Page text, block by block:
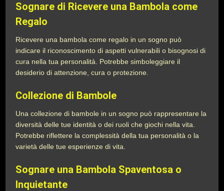
Sognare di Ricevere una Bambola come
Regalo
Ricevere una bambola come regalo in un sogno può
indicare il riconoscimento di aspetti vulnerabili o bisognosi di
cura nella tua personalità. Potrebbe simboleggiare il
desiderio di attenzione, cura o protezione.
Collezione di Bambole
Una collezione di bambole in un sogno può rappresentare la
diversità delle tue identità o dei ruoli che giochi nella vita.
Potrebbe riflettere la complessità della tua personalità o la
varietà delle tue esperienze di vita.
Sognare una Bambola Spaventosa o
Inquietante